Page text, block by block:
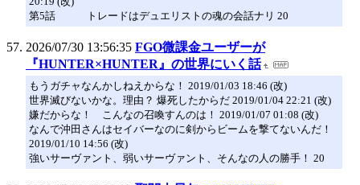
第5話 トレードはデュエリストの魂の会話ナリ 20
2026/07/30 13:56:35 FGO微課金ユーザーが
『HUNTER×HUNTER』の世界にいく話
もうガチャなんかしねえからな！ 2019/01/03 18:46 (改)
世界滅びないかな。理由？ 爆死したからだ 2019/01/04 22:21 (改)
嫌だからな！ こんなの召喚すんのは！ 2019/01/07 01:08 (改)
なんで沖田さんはセイバーなのに剣からビームを撃てないんだ！
2019/01/10 14:56 (改)
強いサーヴァント、弱いサーヴァント、そんなの人の勝手！ 20